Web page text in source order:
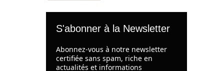
S'abonner à la Newsletter
Abonnez-vous à notre newsletter
certifiée sans spam, riche en
actualités et informations